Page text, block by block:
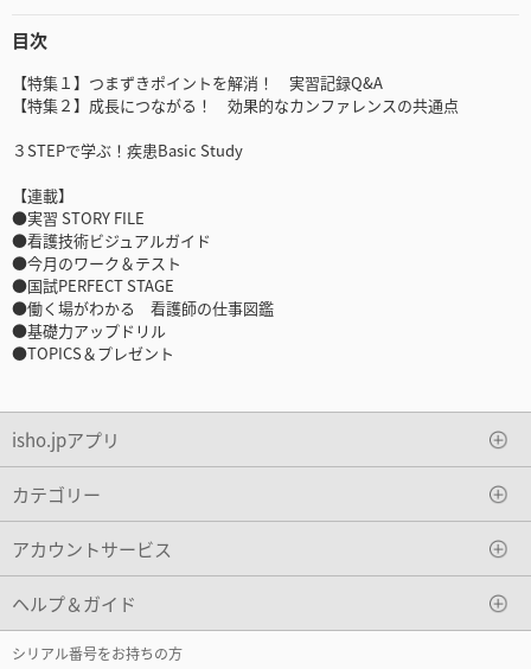
目次
【特集１】つまずきポイントを解消！ 実習記録Q&A
【特集２】成長につながる！ 効果的なカンファレンスの共通点
３STEPで学ぶ！疾患Basic Study
【連載】
●実習 STORY FILE
●看護技術ビジュアルガイド
●今月のワーク＆テスト
●国試PERFECT STAGE
●働く場がわかる 看護師の仕事図鑑
●基礎力アップドリル
●TOPICS＆プレゼント
isho.jpアプリ
カテゴリー
アカウントサービス
ヘルプ＆ガイド
シリアル番号をお持ちの方